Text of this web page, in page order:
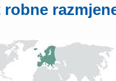
robne